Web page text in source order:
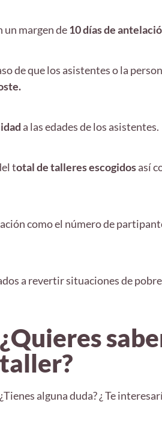
un margen de10 días de
de que los asistentes o la
a las edades de los asistentes.
total de talleres escogidosasí
como el número de
a revertir situaciones de
¿Quieres
taller?
¿Tienes alguna duda? ¿ Te